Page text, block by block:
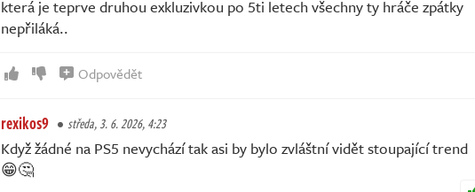
která je teprve druhou exkluzivkou po 5ti letech všechny ty hráče zpátky
nepřiláká..
Odpovědět
rexikos9 středa, 3. 6. 2026, 4:23
Když žádné na PS5 nevychází tak asi by bylo zvláštní vidět stoupající trend
😁🤔